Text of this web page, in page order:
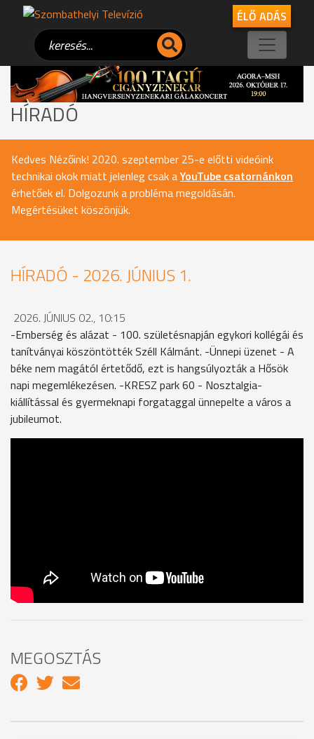
ÉLŐ ADÁS
HÍRADÓ
Kedves Nézőink! 2020. szeptember 25-e előtti videóink
technikai okok miatt jelenleg csak aYouTube csatornánkon
érhetőek el. Dolgozunk a probléma megoldásán.
Megértésüket köszönjük.
HÍRADÓ - 2026. JÚNIUS 1.
2026. JÚNIUS 02., 10:15
-Emberség és alázat - 100. születésnapján egykori kollégái és
tanítványai köszöntötték Széll Kálmánt. -Ünnepi üzenet - A
béke nem magától értetődő, ezt is hangsúlyozták a Hősök
napi megemlékezésen. -KRESZ park 60 - Nosztalgia-
kiállítással és gyermeknapi forgataggal ünnepelte a város a
jubileumot.
MEGOSZTÁS